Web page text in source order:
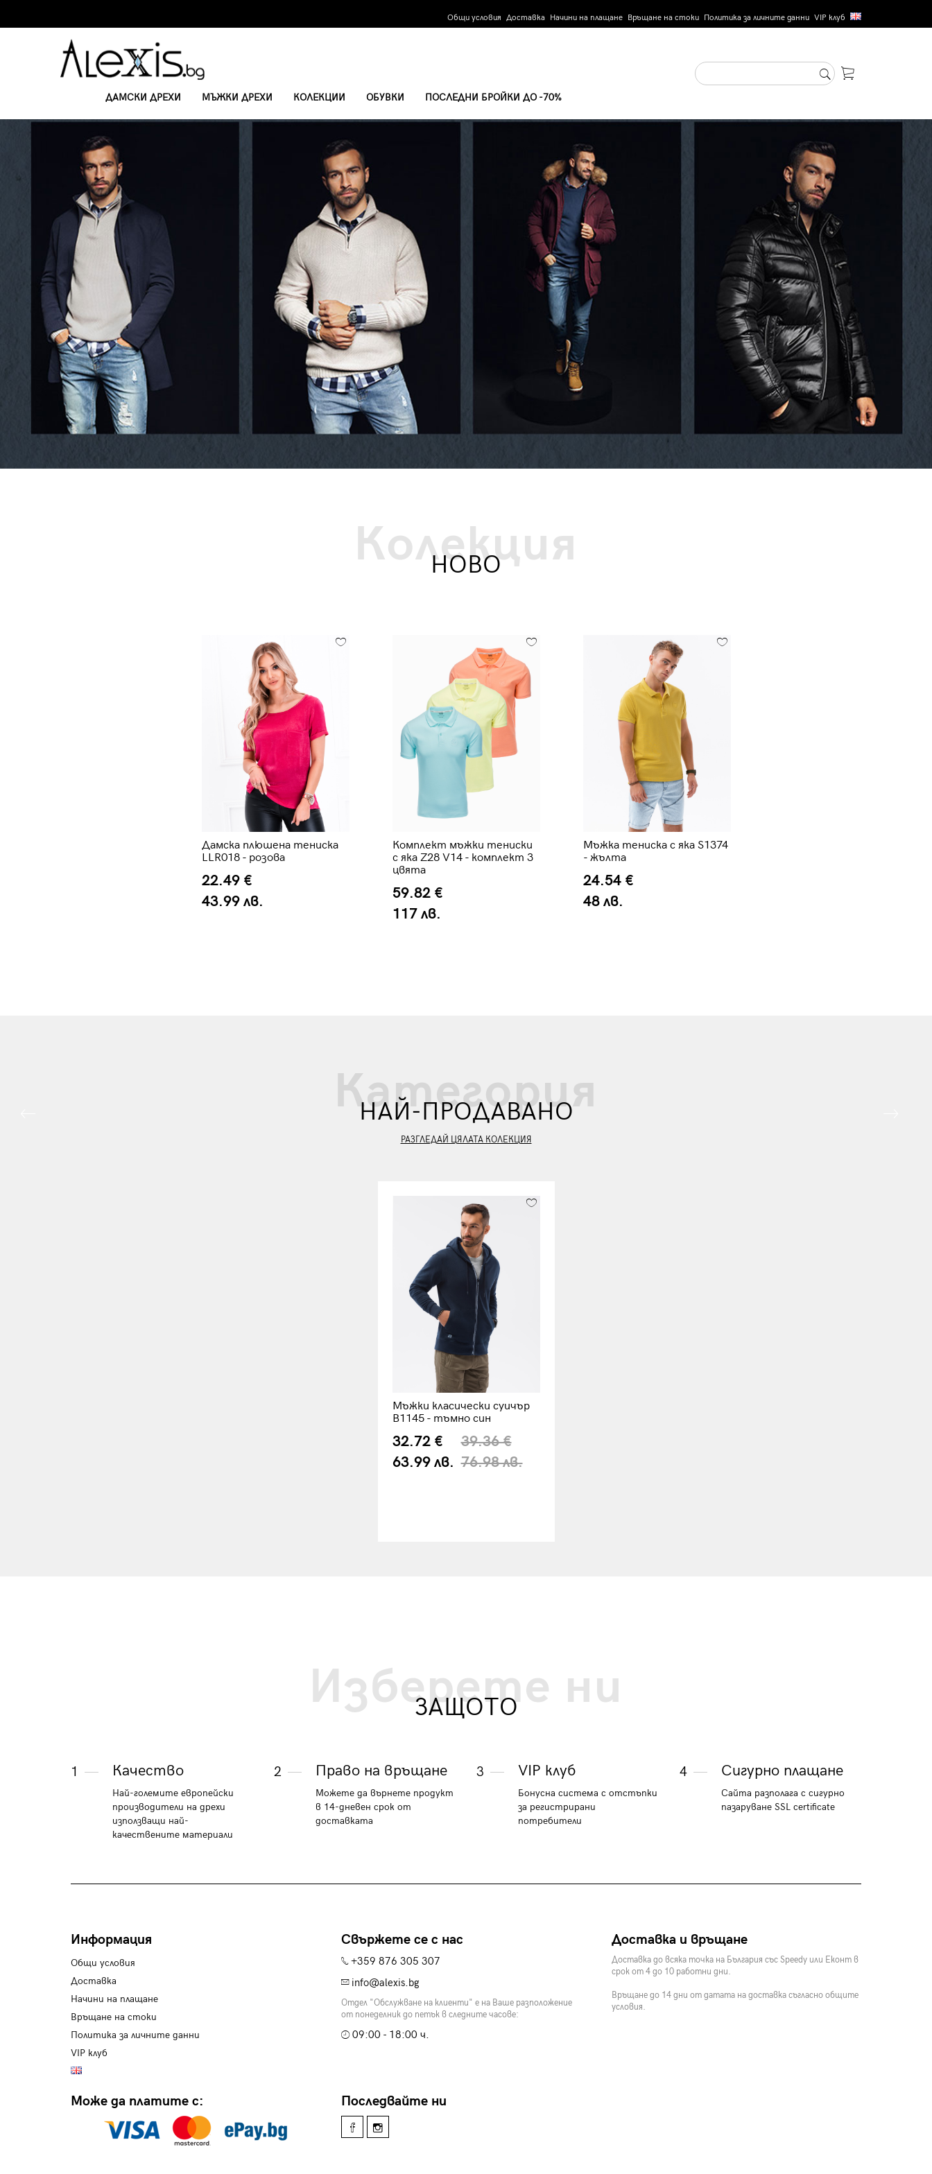
Общи условия Доставка Начини на плащане Връщане на стоки Политика за личните данни VIP клуб
ДАМСКИ ДРЕХИ МЪЖКИ ДРЕХИ КОЛЕКЦИИ ОБУВКИ ПОСЛЕДНИ БРОЙКИ ДО -70%
Колекция
НОВО
Дамска плюшена тениска
LLR018 - розова
22.49 €
43.99 лв.
Комплект мъжки тениски
с яка Z28 V14 - комплект 3
цвята
59.82 €
117 лв.
Мъжка тениска с яка S1374
- жълта
24.54 €
48 лв.
Категория
НАЙ-ПРОДАВАНО
РАЗГЛЕДАЙ ЦЯЛАТА КОЛЕКЦИЯ
Мъжки класически суичър
B1145 - тъмно син
32.72 €
63.99 лв.
39.36 €
76.98 лв.
Изберете ни
ЗАЩОТО
1 Качество
Най-големите европейски
производители на дрехи
използващи най-
качествените материали
2 Право на връщане
Можете да върнете продукт
в 14-дневен срок от
доставката
3 VIP клуб
Бонусна система с отстъпки
за регистрирани
потребители
4 Сигурно плащане
Сайта разполага с сигурно
пазаруване SSL certificate
Информация
Общи условия
Доставка
Начини на плащане
Връщане на стоки
Политика за личните данни
VIP клуб
Свържете се с нас
+359 876 305 307
info@alexis.bg
Отдел "Обслужване на клиенти" е на Ваше разположение
от понеделник до петък в следните часове:
09:00 - 18:00 ч.
Доставка и връщане
Доставка до всяка точка на България със Speedy или Еконт в
срок от 4 до 10 работни дни.
Връщане до 14 дни от датата на доставка съгласно общите
условия.
Може да платите с: Последвайте ни